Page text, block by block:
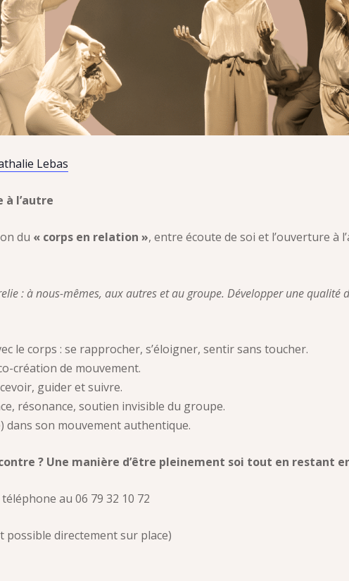
Lebas
à l’autre
du « corps en relation », entre écoute de soi et l’ouverture à
: à nous-mêmes, aux autres et au groupe. Développer une qualité
le corps : se rapprocher, s’éloigner, sentir sans toucher.
création de mouvement.
guider et suivre.
résonance, soutien invisible du groupe.
dans son mouvement authentique.
? Une manière d’être pleinement soi tout en restant
au 06 79 32 10 72
possible directement sur place)